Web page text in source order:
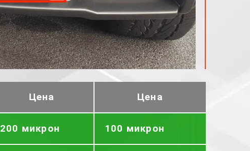
Цена Цена
200 микрон 100 микрон